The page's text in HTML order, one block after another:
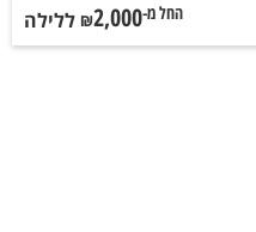
החל מ-₪2,000 ללילה